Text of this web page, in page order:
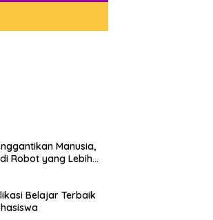
Manusia,
Robot yang Lebih
Belajar Terbaik